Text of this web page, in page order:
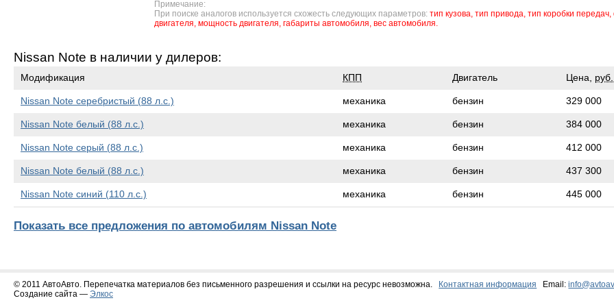
Примечание:
При поиске аналогов используется схожесть следующих параметров: тип кузова, тип привода, тип коробки передач,
двигателя, мощность двигателя, габариты автомобиля, вес автомобиля.
Nissan Note в наличии у дилеров:
Модификация КПП Двигатель Цена, руб.
Nissan Note серебристый (88 л.с.) механика бензин 329 000
Nissan Note белый (88 л.с.) механика бензин 384 000
Nissan Note серый (88 л.с.) механика бензин 412 000
Nissan Note белый (88 л.с.) механика бензин 437 300
Nissan Note синий (110 л.с.) механика бензин 445 000
Показать все предложения по автомобилям Nissan Note
© 2011 АвтоАвто. Перепечатка материалов без письменного разрешения и ссылки на ресурс невозможна. Контактная информация Email:
Создание сайта — Элкос